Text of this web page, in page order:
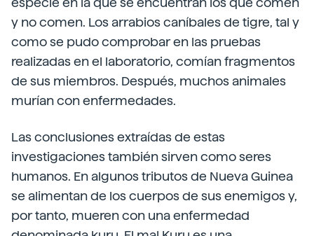
y no comen. Los arrabios caníbales de tigre, tal y
como se pudo comprobar en las pruebas
realizadas en el laboratorio, comían fragmentos
de sus miembros. Después, muchos animales
murían con enfermedades.
Las conclusiones extraídas de estas
investigaciones también sirven como seres
humanos. En algunos tributos de Nueva Guinea
se alimentan de los cuerpos de sus enemigos y,
por tanto, mueren con una enfermedad